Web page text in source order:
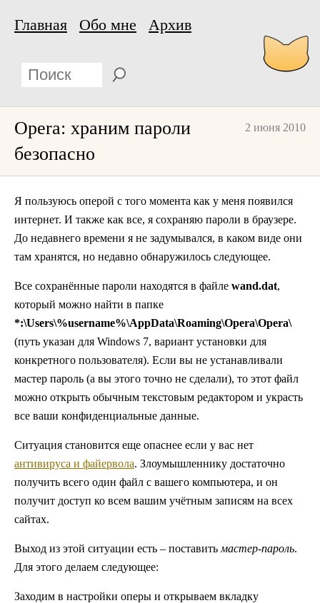
Главная Обо мне Архив
2 июня 2010
Opera: храним пароли
безопасно
Я пользуюсь оперой с того момента как у меня появился
интернет. И также как все, я сохраняю пароли в браузере.
До недавнего времени я не задумывался, в каком виде они
там хранятся, но недавно обнаружилось следующее.
Все сохранённые пароли находятся в файле wand.dat,
который можно найти в папке
*:\Users\%username%\AppData\Roaming\Opera\Opera\
(путь указан для Windows 7, вариант установки для
конкретного пользователя). Если вы не устанавливали
мастер пароль (а вы этого точно не сделали), то этот файл
можно открыть обычным текстовым редактором и украсть
все ваши конфиденциальные данные.
Ситуация становится еще опаснее если у вас нет
антивируса и файервола. Злоумышленнику достаточно
получить всего один файл с вашего компьютера, и он
получит доступ ко всем вашим учётным записям на всех
сайтах.
Выход из этой ситуации есть – поставить мастер-пароль.
Для этого делаем следующее:
Заходим в настройки оперы и открываем вкладку